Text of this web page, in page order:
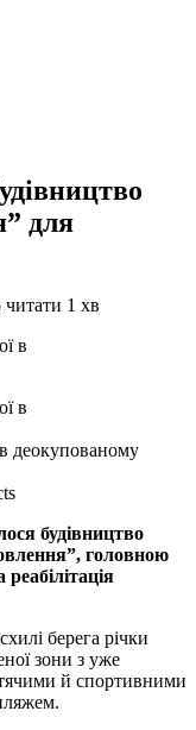
для
читати 1 хв
деокупованому
будівництво
головною
берега річки
зони з уже
й спортивними